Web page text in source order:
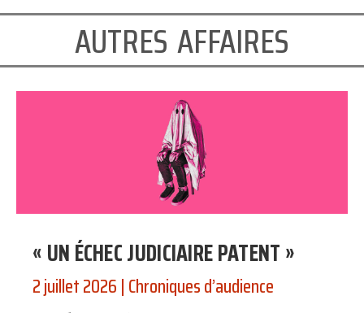
autres affaires
« UN ÉCHEC JUDICIAIRE PATENT »
2 juillet 2026|Chroniques d’audience